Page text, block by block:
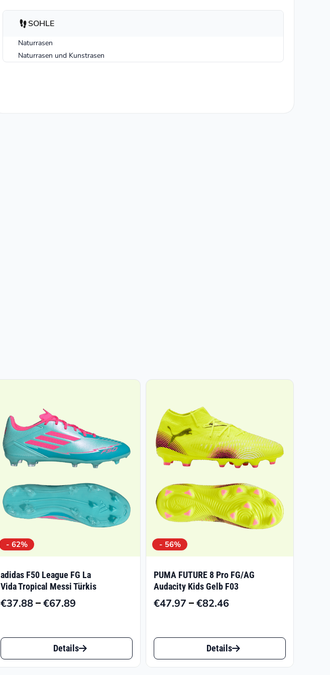
SOHLE
Naturrasen
Naturrasen und Kunstrasen
- 62%
adidas F50 League FG La
Vida Tropical Messi Türkis
€37.88–€67.89Preisspanne:
bis
€67.89
Dieses
Produkt
Details
- 56%
PUMA FUTURE 8 Pro FG/AG
Audacity Kids Gelb F03
€47.97 –€82.46Preisspanne:
bis
€82.46
Dieses
Produkt
Details